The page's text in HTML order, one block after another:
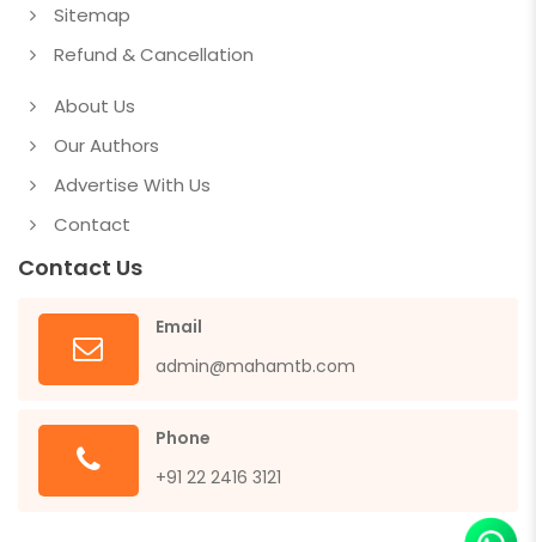
Sitemap
Refund & Cancellation
About Us
Our Authors
Advertise With Us
Contact
Contact Us
Email
admin@mahamtb.com
Phone
+91 22 2416 3121